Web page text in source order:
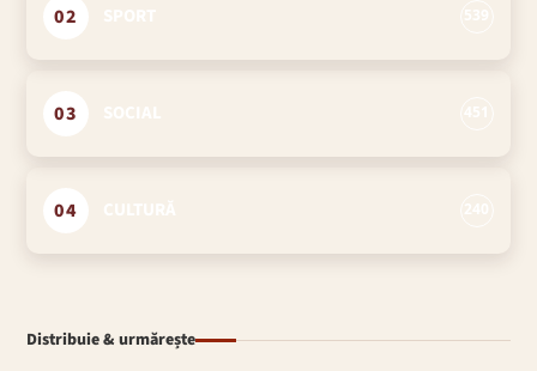
02
03
04
Distribuie & urmărește